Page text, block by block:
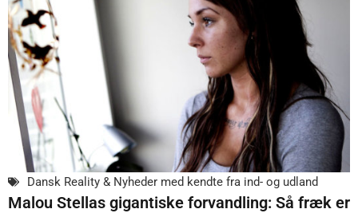
Dansk Reality & Nyheder med kendte fra ind- og udland
Malou Stellas gigantiske forvandling: Så fræk er